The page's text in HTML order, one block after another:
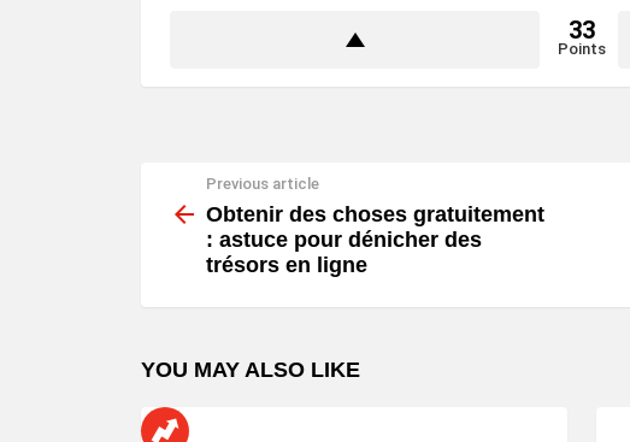
33
Points
more
Previous article
Obtenir des choses gratuitement
: astuce pour dénicher des
trésors en ligne
YOU MAY ALSO LIKE